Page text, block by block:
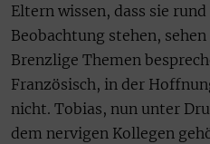
Eltern wissen, dass sie
Beobachtung stehen,
Brenzlige Themen
Französisch, in der
nicht. Tobias, nun unter
dem nervigen Kollegen